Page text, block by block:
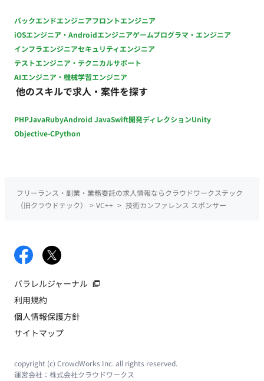
バックエンドエンジニアフロントエンジニア
iOSエンジニア・Androidエンジニアゲームプログラマ・エンジニア
インフラエンジニアセキュリティエンジニア
テストエンジニア・テクニカルサポート
AIエンジニア・機械学習エンジニア
他のスキルで求人・案件を探す
PHPJavaRubyAndroid JavaSwift開発ディレクションUnity
Objective-CPython
フリーランス・副業・業務委託の求人情報ならクラウドワークステック
（旧クラウドテック）
> VC++ > 技術カンファレンス スポンサー
パラレルジャーナル
利用規約
個人情報保護方針
サイトマップ
copyright (c) CrowdWorks Inc. all rights reserved.
運営会社： 株式会社クラウドワークス